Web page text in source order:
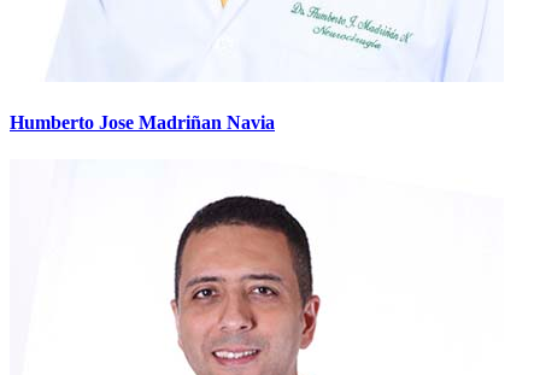
Humberto Jose Madriñan Navia